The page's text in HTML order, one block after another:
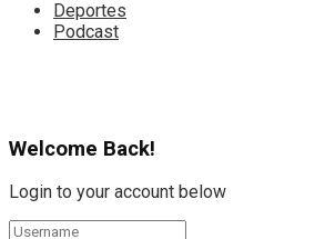
Deportes
Podcast
Welcome Back!
Login to your account below